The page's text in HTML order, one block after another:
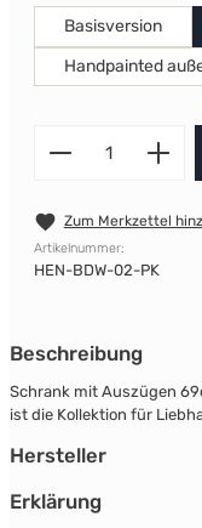
Basisversion
Handpainted
Zum Merkzettel
Artikelnummer:
HEN-BDW-02-PK
Beschreibung
Schrank mit Auszügen
ist die Kollektion für
Hersteller
Erklärung